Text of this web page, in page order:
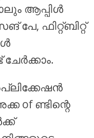
ആപ്പിൾ
പേ, ഫിറ്റ്ബിറ്റ്
of ണ്ടിന്റെ